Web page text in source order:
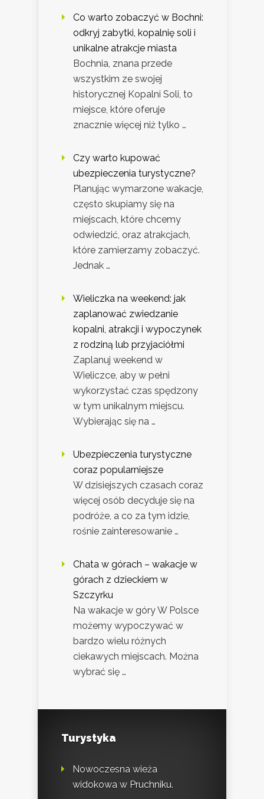
Co warto zobaczyć w Bochni:
odkryj zabytki, kopalnię soli i
unikalne atrakcje miasta
Bochnia, znana przede
wszystkim ze swojej
historycznej Kopalni Soli, to
miejsce, które oferuje
znacznie więcej niż tylko …
Czy warto kupować
ubezpieczenia turystyczne?
Planując wymarzone wakacje,
często skupiamy się na
miejscach, które chcemy
odwiedzić, oraz atrakcjach,
które zamierzamy zobaczyć.
Jednak …
Wieliczka na weekend: jak
zaplanować zwiedzanie
kopalni, atrakcji i wypoczynek
z rodziną lub przyjaciółmi
Zaplanuj weekend w
Wieliczce, aby w pełni
wykorzystać czas spędzony
w tym unikalnym miejscu.
Wybierając się na …
Ubezpieczenia turystyczne
coraz popularniejsze
W dzisiejszych czasach coraz
więcej osób decyduje się na
podróże, a co za tym idzie,
rośnie zainteresowanie …
Chata w górach – wakacje w
górach z dzieckiem w
Szczyrku
Na wakacje w góry W Polsce
możemy wypoczywać w
bardzo wielu różnych
ciekawych miejscach. Można
wybrać się …
Turystyka
Nowoczesna wieża
widokowa w Pruchniku.